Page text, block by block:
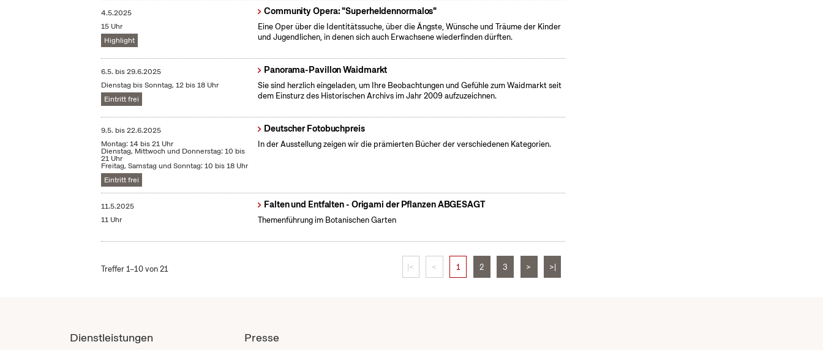
4.5.2025
15 Uhr
Highlight
Community Opera: "Superheldennormalos"
Eine Oper über die Identitätssuche, über die Ängste, Wünsche und Träume der Kinder
und Jugendlichen, in denen sich auch Erwachsene wiederfinden dürften.
6.5. bis29.6.2025
Dienstag bis Sonntag, 12 bis 18 Uhr
Eintritt frei
Panorama-Pavillon Waidmarkt
Sie sind herzlich eingeladen, um Ihre Beobachtungen und Gefühle zum Waidmarkt seit
dem Einsturz des Historischen Archivs im Jahr 2009 aufzuzeichnen.
9.5. bis22.6.2025
Montag: 14 bis 21 Uhr
Dienstag, Mittwoch und Donnerstag: 10 bis
21 Uhr
Freitag, Samstag und Sonntag: 10 bis 18 Uhr
Eintritt frei
Deutscher Fotobuchpreis
In der Ausstellung zeigen wir die prämierten Bücher der verschiedenen Kategorien.
11.5.2025
11 Uhr
Falten und Entfalten - Origami der Pflanzen ABGESAGT
Themenführung im Botanischen Garten
Treffer 1–10 von 21 |< < 1 2 3 > >|
Dienstleistungen Presse